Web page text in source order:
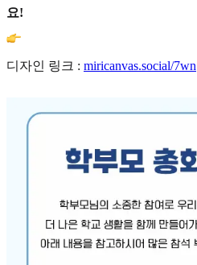
요!
디자인 링크 : miricanvas.social/7wn